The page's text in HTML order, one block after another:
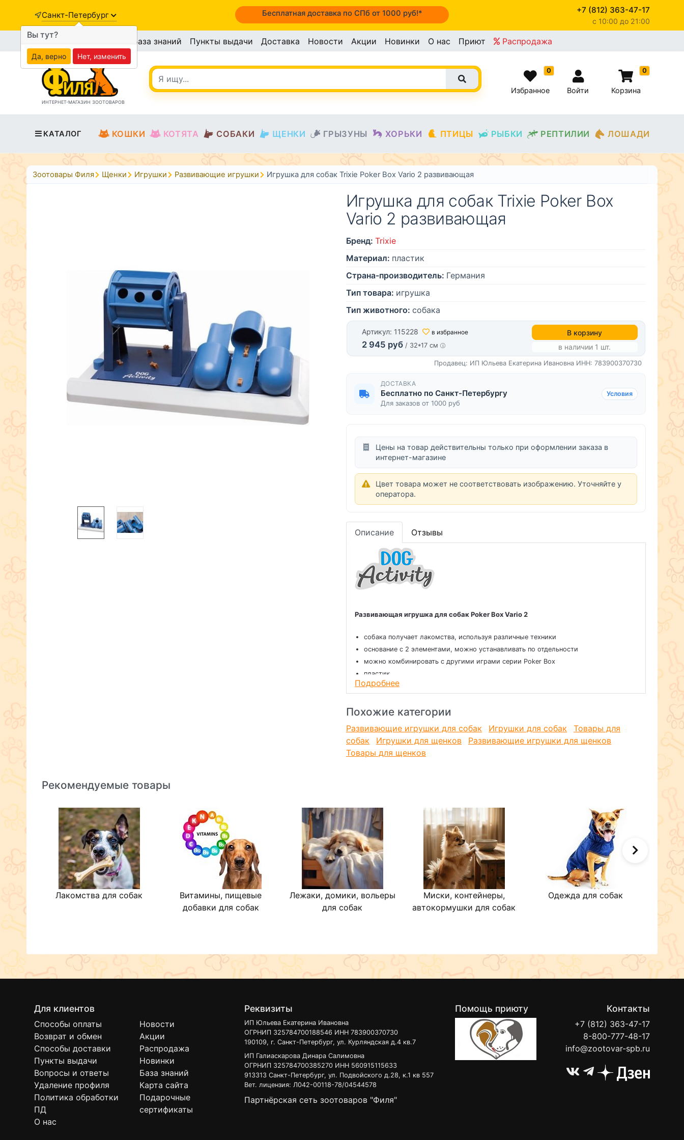
Санкт-Петербург Бесплатная доставка по СПб от 1000 руб!* +7 (812) 363-47-17
c 10:00 до 21:00
База знаний Пункты выдачи Доставка Новости Акции Новинки О нас Приют Распродажа
ИНТЕРНЕТ-МАГАЗИН ЗООТОВАРОВ
0
Избранное Войти
0
Корзина
КАТАЛОГ КОШКИ КОТЯТА СОБАКИ ЩЕНКИ ГРЫЗУНЫ ХОРЬКИ ПТИЦЫ РЫБКИ РЕПТИЛИИ ЛОШАДИ
Зоотовары Филя Щенки Игрушки Развивающие игрушки Игрушка для собак Trixie Poker Box Vario 2 развивающая
Игрушка для собак Trixie Poker Box
Vario 2 развивающая
Бренд: Trixie
Материал: пластик
Страна-производитель: Германия
Тип товара: игрушка
Тип животного: собака
Артикул: 115228 в избранное
2 945 руб / 32*17 см
В корзину
в наличии 1 шт.
Продавец: ИП Юльева Екатерина Ивановна ИНН: 783900370730
ДОСТАВКА
Бесплатно по Санкт-Петербургу
Для заказов от 1000 руб
Условия
Цены на товар действительны только при оформлении заказа в
интернет-магазине
Цвет товара может не соответствовать изображению. Уточняйте у
оператора.
Описание Отзывы
Развивающая игрушка для собак Poker Box Vario 2
собака получает лакомства, используя различные техники
основание с 2 элементами, можно устанавливать по отдельности
можно комбинировать с другими играми серии Poker Box
пластик
можно мыть в посудомоечной машине
брошюра с рекомендациями по проведению тренировок в комплекте
Подробнее
Похожие категории
Развивающие игрушки для собак Игрушки для собак
Товары для
собак
Игрушки для щенков
Развивающие игрушки для щенков
Товары для щенков
Рекомендуемые товары
Лакомства для собак
Витамины, пищевые
добавки для собак
Лежаки, домики, вольеры
для собак
Миски, контейнеры,
автокормушки для собак
Одежда для собак
Для клиентов
Способы оплаты
Возврат и обмен
Способы доставки
Пункты выдачи
Вопросы и ответы
Удаление профиля
Политика обработки
ПД
О нас
Новости
Акции
Распродажа
Новинки
База знаний
Карта сайта
Подарочные
сертификаты
Реквизиты
ИП Юльева Екатерина Ивановна
ОГРНИП 325784700188546 ИНН 783900370730
190109, г. Санкт-Петербург, ул. Курляндская д.4 кв.7
ИП Галиаскарова Динара Салимовна
ОГРНИП 325784700385270 ИНН 560915115633
913313 Санкт-Петербург, ул. Подвойского д.28, к.1 кв 557
Вет. лицензия: Л042-00118-78/04544578
Партнёрская сеть зоотоваров "Филя"
Помощь приюту Контакты
+7 (812) 363-47-17
8-800-777-48-17
info@zootovar-spb.ru
Вы тут?
Да, верно Нет, изменить